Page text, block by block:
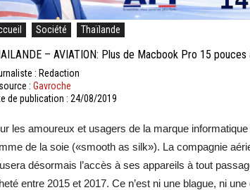
Société Thaïlande
– AVIATION: Plus de Macbook Pro 15
: Redaction
: Gavroche
de publication : 24/08/2019
les amoureux et usagers de la marque
de la soie («smooth as silk»). La compagnie
désormais l’accès à ses appareils à tout
entre 2015 et 2017. Ce n’est ni une blague, ni